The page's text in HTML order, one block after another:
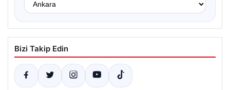
Bizi Takip Edin